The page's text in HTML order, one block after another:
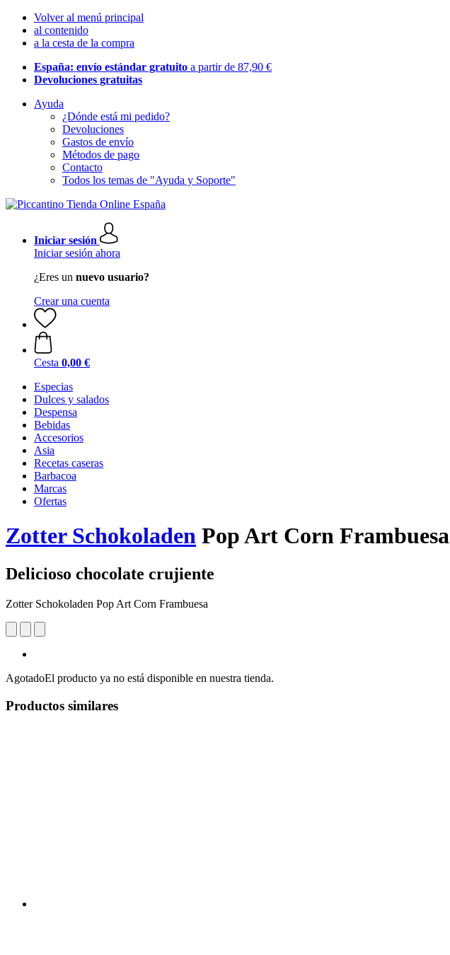
Volver al menú principal
al contenido
a la cesta de la compra
España: envío estándar gratuito a partir de 87,90 €
Devoluciones gratuitas
Ayuda
¿Dónde está mi pedido?
Devoluciones
Gastos de envío
Métodos de pago
Contacto
Todos los temas de "Ayuda y Soporte"
Iniciar sesión
Iniciar sesión ahora
¿Eres un nuevo usuario?
Crear una cuenta
Cesta 0,00 €
Especias
Dulces y salados
Despensa
Bebidas
Accesorios
Asia
Recetas caseras
Barbacoa
Marcas
Ofertas
Zotter Schokoladen Pop Art Corn Frambuesa
Delicioso chocolate crujiente
Zotter Schokoladen Pop Art Corn Frambuesa
AgotadoEl producto ya no está disponible en nuestra tienda.
Productos similares